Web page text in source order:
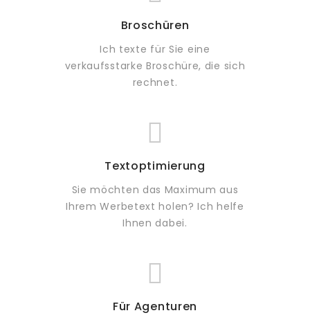
Broschüren
Ich texte für Sie eine
verkaufsstarke Broschüre, die sich
rechnet.
Textoptimierung
Sie möchten das Maximum aus
Ihrem Werbetext holen? Ich helfe
Ihnen dabei.
Für Agenturen